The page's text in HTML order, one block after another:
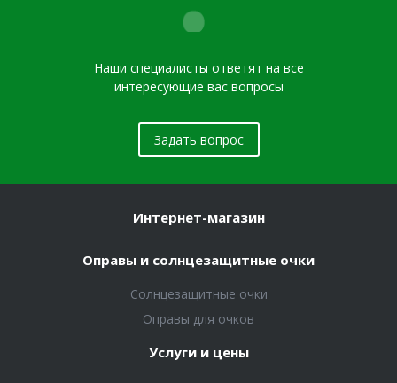
Наши специалисты ответят на все
интересующие вас вопросы
Задать вопрос
Интернет-магазин
Оправы и солнцезащитные очки
Солнцезащитные очки
Оправы для очков
Услуги и цены